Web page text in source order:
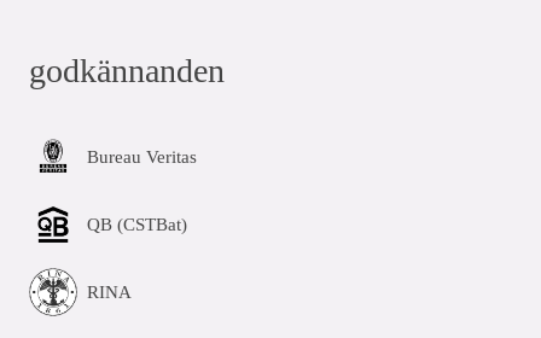
godkännanden
Bureau Veritas
QB (CSTBat)
RINA